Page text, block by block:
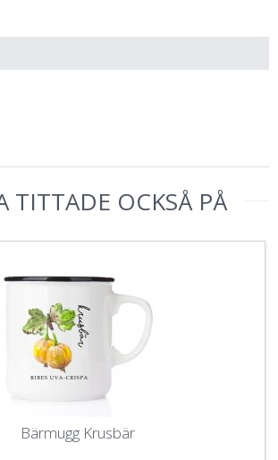
TITTADE OCKSÅ PÅ
Bärmugg Krusbär